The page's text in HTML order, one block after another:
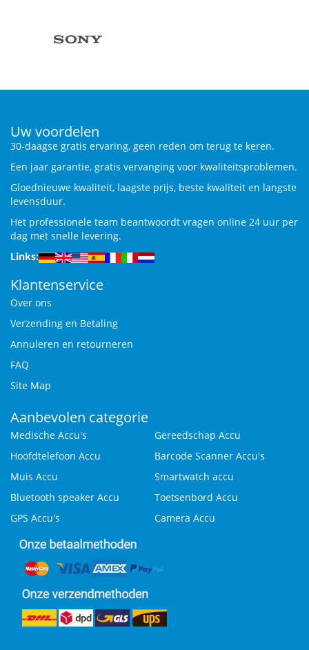
Uw voordelen
30-daagse gratis ervaring, geen reden om terug te keren.
Een jaar garantie, gratis vervanging voor kwaliteitsproblemen.
Gloednieuwe kwaliteit, laagste prijs, beste kwaliteit en langste
levensduur.
Het professionele team beantwoordt vragen online 24 uur per
dag met snelle levering.
Links:
Klantenservice
Over ons
Verzending en Betaling
Annuleren en retourneren
FAQ
Site Map
Aanbevolen categorie
Medische Accu's
Gereedschap Accu
Hoofdtelefoon Accu
Barcode Scanner Accu's
Muis Accu
Smartwatch accu
Bluetooth speaker Accu
Toetsenbord Accu
GPS Accu's
Camera Accu